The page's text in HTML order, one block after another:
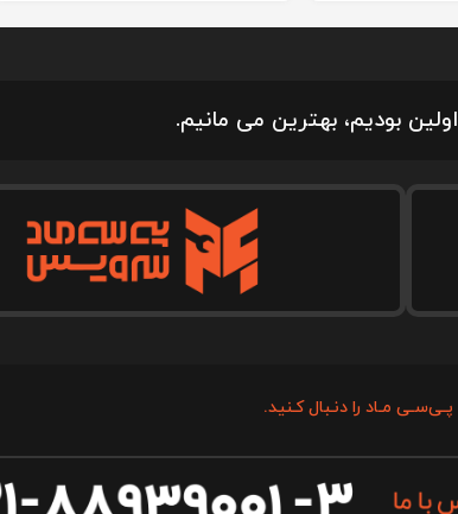
اولین بودیم، بهترین می مانیم.
پـی‌سـی مـاد را دنـبال کـنید.